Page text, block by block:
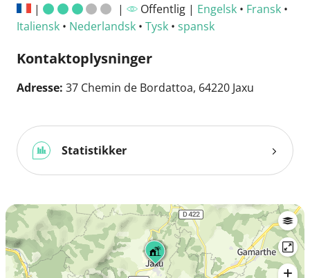
| | Offentlig | Engelsk• Fransk•
Italiensk • Nederlandsk • Tysk • spansk
Kontaktoplysninger
Adresse: 37 Chemin de Bordattoa, 64220 Jaxu
Statistikker